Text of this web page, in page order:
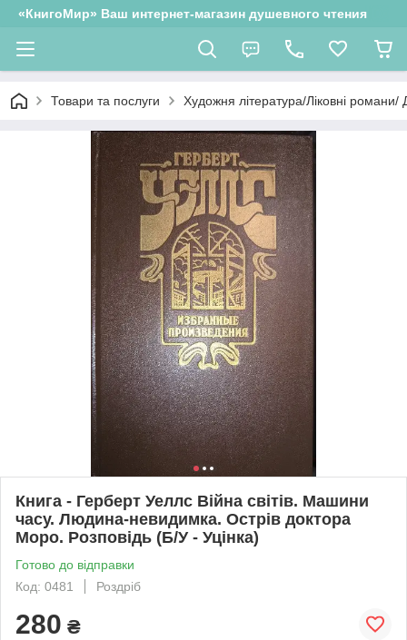
«КнигоМир» Ваш интернет-магазин душевного чтения
Товари та послуги Художня література/Ліковні романи/
Книга - Герберт Уеллс Війна світів. Машини
часу. Людина-невидимка. Острів доктора
Моро. Розповідь (Б/У - Уцінка)
Готово до відправки
Код: 0481
Роздріб
280 ₴